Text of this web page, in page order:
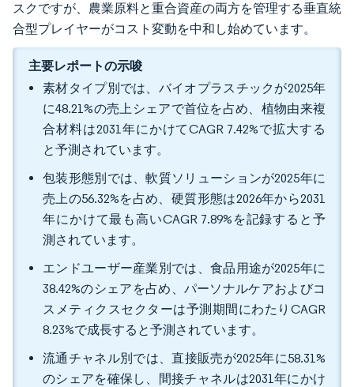
スクですが、農業原料と重合資産の両方を管理する垂直統
合型プレイヤーがコスト変動を中和し始めています。
主要レポートの示唆
素材タイプ別では、バイオプラスチックが2025年
に48.21%の売上シェアで首位を占め、植物由来複
合材料は2031年にかけてCAGR 7.42%で拡大する
と予測されています。
包装形態別では、軟質ソリューションが2025年に
売上の56.32%を占め、硬質形態は2026年から2031
年にかけて最も高いCAGR 7.89%を記録すると予
測されています。
エンドユーザー産業別では、食品用途が2025年に
38.42%のシェアを占め、パーソナルケアおよびコ
スメティクスセクターは予測期間にわたりCAGR
8.23%で成長すると予測されています。
流通チャネル別では、直接販売が2025年に58.31%
のシェアを確保し、間接チャネルは2031年にかけ